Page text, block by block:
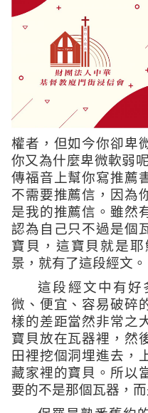
權者，但如今你卻卑
你又為什麼卑微軟弱呢
傳福音上幫你寫推薦
不需要推薦信，因為
是我的推薦信。雖然
認為自己只不過是個
寶貝，這寶貝就是
景，就有了這段經文。
這段經文中有好
微、便宜、容易破碎
樣的差距當然非常之
寶貝放在瓦器裡，然
田裡挖個洞埋進去，
藏家裡的寶貝。所以
要的不是那個瓦器，